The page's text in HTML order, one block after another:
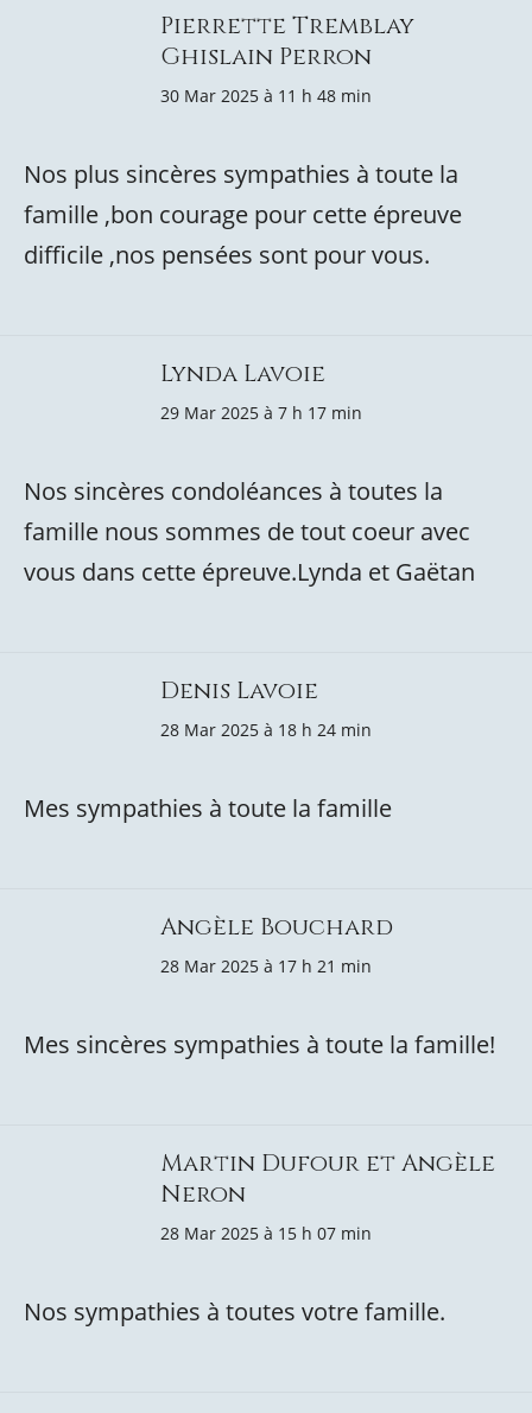
Pierrette Tremblay
Ghislain Perron
30 Mar 2025 à 11 h 48 min
Nos plus sincères sympathies à toute la
famille ,bon courage pour cette épreuve
difficile ,nos pensées sont pour vous.
Lynda Lavoie
29 Mar 2025 à 7 h 17 min
Nos sincères condoléances à toutes la
famille nous sommes de tout coeur avec
vous dans cette épreuve.Lynda et Gaëtan
Denis Lavoie
28 Mar 2025 à 18 h 24 min
Mes sympathies à toute la famille
Angèle Bouchard
28 Mar 2025 à 17 h 21 min
Mes sincères sympathies à toute la famille!
Martin Dufour et Angèle
Neron
28 Mar 2025 à 15 h 07 min
Nos sympathies à toutes votre famille.